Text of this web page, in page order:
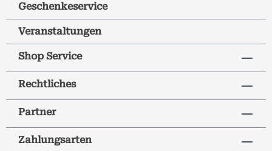
Geschenkeservice
Veranstaltungen
Shop Service
Rechtliches
Partner
Zahlungsarten